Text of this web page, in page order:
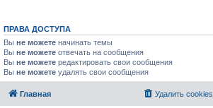
ПРАВА ДОСТУПА
Вы не можете начинать темы
Вы не можете отвечать на сообщения
Вы не можете редактировать свои сообщения
Вы не можете удалять свои сообщения
Главная Удалить cookies